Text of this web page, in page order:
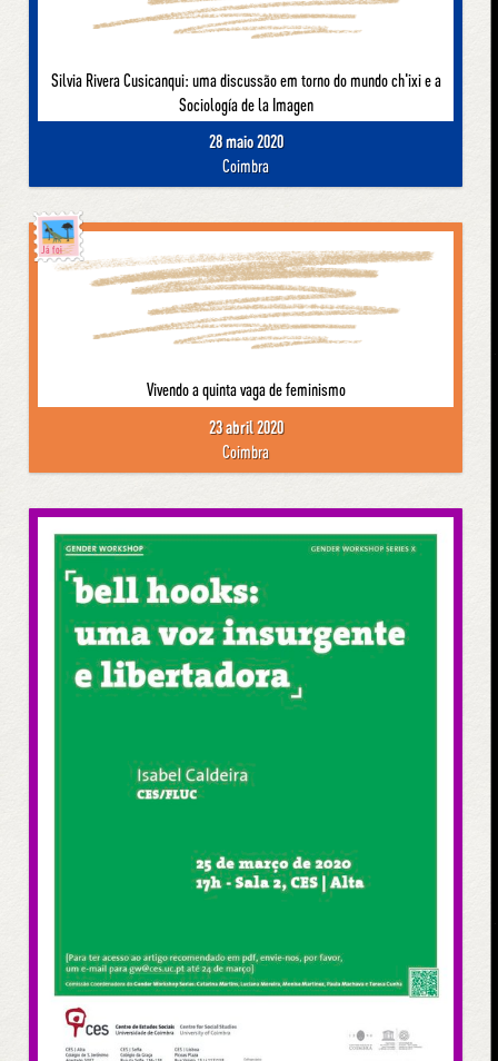
Silvia Rivera Cusicanqui: uma discussão em torno do mundo ch'ixi e a
Sociología de la Imagen
28 maio 2020
Coimbra
Já foi
Vivendo a quinta vaga de feminismo
23 abril 2020
Coimbra